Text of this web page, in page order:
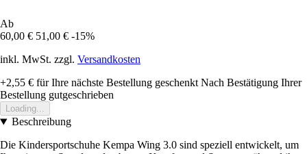
Ab
60,00 € 51,00 € -15%
inkl. MwSt. zzgl. Versandkosten
+2,55 € für Ihre nächste Bestellung geschenkt Nach Bestätigung Ihrer
Bestellung gutgeschrieben
Loading...
Beschreibung
Die Kindersportschuhe Kempa Wing 3.0 sind speziell entwickelt, um